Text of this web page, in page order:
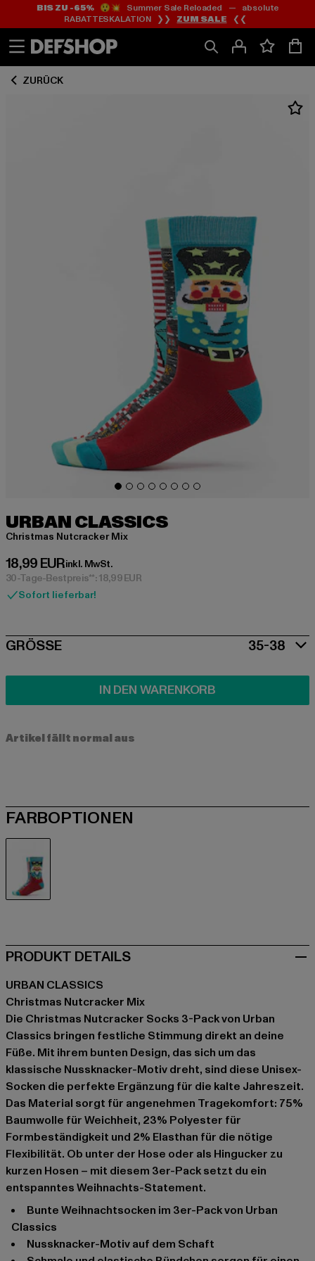
Zum
Inhalt
springen
Zum
Fußzeile
springen
BIS ZU -65%😲💥 Summer Sale Reloaded — absolute
RABATTESKALATION ❯❯ ZUM SALE ❮❮
ZURÜCK
URBAN CLASSICS
Christmas Nutcracker Mix
18,99 EUR
Derzeitiger Preis: 18,99 EUR
inkl. MwSt.
30-Tage-Bestpreis**: 18,99 EUR
Sofort lieferbar!
SIZE
GRÖSSE 35-38
IN DEN WARENKORB
Artikel fällt normal aus
FARBOPTIONEN
PRODUKT DETAILS
URBAN CLASSICS
Christmas Nutcracker Mix
Die Christmas Nutcracker Socks 3-Pack von Urban
Classics bringen festliche Stimmung direkt an deine
Füße. Mit ihrem bunten Design, das sich um das
klassische Nussknacker-Motiv dreht, sind diese Unisex-
Socken die perfekte Ergänzung für die kalte Jahreszeit.
Das Material sorgt für angenehmen Tragekomfort: 75%
Baumwolle für Weichheit, 23% Polyester für
Formbeständigkeit und 2% Elasthan für die nötige
Flexibilität. Ob unter der Hose oder als Hingucker zu
kurzen Hosen – mit diesem 3er-Pack setzt du ein
entspanntes Weihnachts-Statement.
bunte Weihnachtsocken im 3er-Pack von Urban
Classics
Nussknacker-Motiv auf dem Schaft